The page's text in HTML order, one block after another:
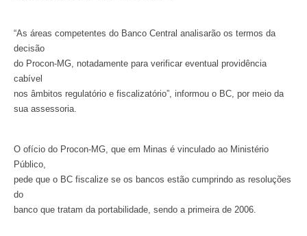
“As áreas competentes do Banco Central analisarão os termos da
decisão
do Procon-MG, notadamente para verificar eventual providência
cabível
nos âmbitos regulatório e fiscalizatório”, informou o BC, por meio da
sua assessoria.
O ofício do Procon-MG, que em Minas é vinculado ao Ministério
Público,
pede que o BC fiscalize se os bancos estão cumprindo as resoluções
do
banco que tratam da portabilidade, sendo a primeira de 2006.